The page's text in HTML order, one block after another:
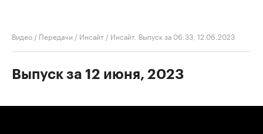
Видео / Передачи / Инсайт / Инсайт. Выпуск за 06:33, 12.06.2023
Выпуск за 12 июня, 2023